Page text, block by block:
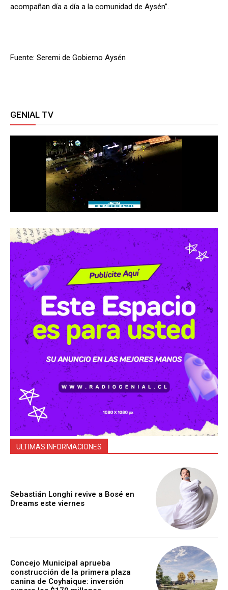
acompañan día a día a la comunidad de Aysén”.
Fuente: Seremi de Gobierno Aysén
GENIAL TV
ULTIMAS INFORMACIONES
Sebastián Longhi revive a Bosé en
Dreams este viernes
Concejo Municipal aprueba
construcción de la primera plaza
canina de Coyhaique: inversión